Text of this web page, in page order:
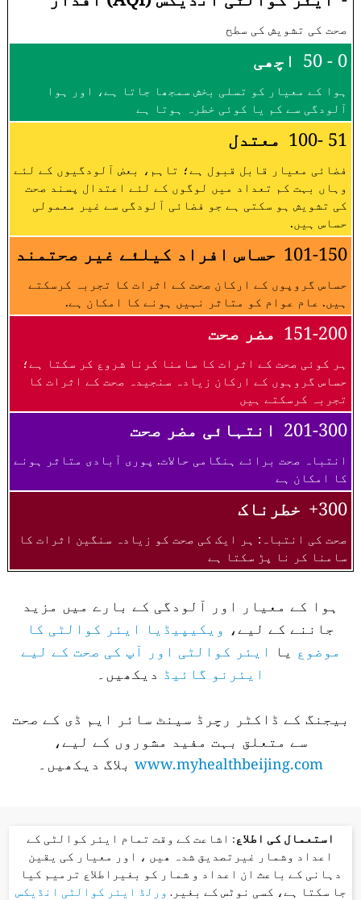
صحت کی تشویش کی سطح
0 - 50 اچھی
ہوا کے معیار کو تسلی بخش سمجھا جاتا ہے، اور ہوا
آلودگی سے کم یا کوئی خطرہ ہوتا ہے
51 -100 معتدل
فضائی معیار قابل قبول ہے؛ تاہم، بعض آلودگیوں کے لئے
وہاں بہت کم تعداد میں لوگوں کے لئے اعتدال پسند صحت
کی تشویش ہو سکتی ہے جو فضائی آلودگی سے غیر معمولی
حساس ہیں.
101-150 حساس افراد کیلئے غیر صحتمند
حساس گروپوں کے ارکان صحت کے اثرات کا تجربہ کرسکتے
ہیں. عام عوام کو متاثر نہیں ہونے کا امکان ہے.
151-200 مضر صحت
ہر کوئی صحت کے اثرات کا سامنا کرنا شروع کر سکتا ہے؛
حساس گروہوں کے ارکان زیادہ سنجیدہ صحت کے اثرات کا
تجربہ کرسکتے ہیں
201-300 انتہائی مضر صحت
انتباہ صحت برائے ہنگامی حالات. پوری آبادی متاثر ہونے
کا امکان ہے
300+ خطرناک
صحت کی انتباہ: ہر ایک کی صحت کو زیادہ سنگین اثرات کا
سامنا کر نا پڑ سکتا ہے
ہوا کے معیار اور آلودگی کے بارے میں مزید
جاننے کے لیے، ویکیپیڈیا ایئر کوالٹی کا
موضوع یا
ایئر کوالٹی اور آپ کی صحت کے لیے
ایئرنو گائیڈ دیکھیں۔
بیجنگ کے ڈاکٹر رچرڈ سینٹ سائر ایم ڈی کے صحت
سے متعلق بہت مفید مشوروں کے لیے،
www.myhealthbeijing.com بلاگ دیکھیں۔
استعمال کی اطلاع: اشاعت کے وقت تمام ایئر کوالٹی کے
اعداد وشمار غیرتصدیق شدہ ھیں ، اور معیار کی یقین
دہانی کے باعث ان اعداد و شمار کو بغیراطلاع ترمیم کیا
جا سکتا ہے، کسی نوٹس کے بغیر. ورلڈ ایئر کوالٹی انڈیکس